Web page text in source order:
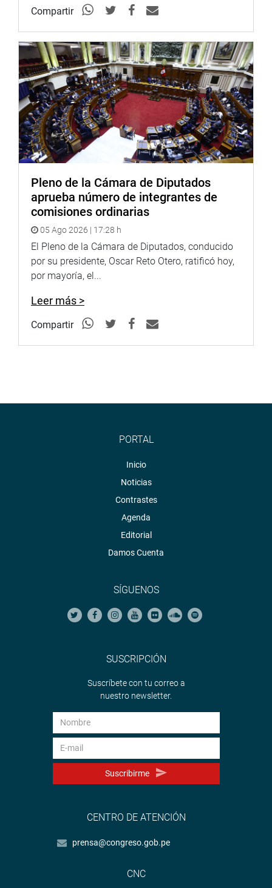
Compartir
Pleno de la Cámara de Diputados
aprueba número de integrantes de
comisiones ordinarias
05 Ago 2026 | 17:28 h
El Pleno de la Cámara de Diputados, conducido
por su presidente, Oscar Reto Otero, ratificó hoy,
por mayoría, el...
Leer más >
Compartir
PORTAL
Inicio
Noticias
Contrastes
Agenda
Editorial
Damos Cuenta
SÍGUENOS
SUSCRIPCIÓN
Suscríbete con tu correo a
nuestro newsletter.
Suscribirme
CENTRO DE ATENCIÓN
prensa@congreso.gob.pe
CNC